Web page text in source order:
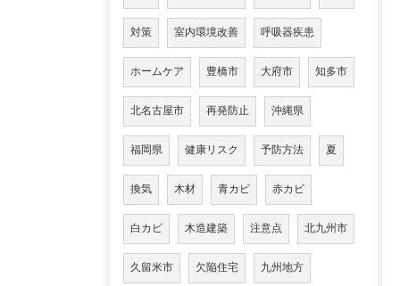
対策 室内環境改善 呼吸器疾患
ホームケア 豊橋市 大府市 知多市
北名古屋市 再発防止 沖縄県
福岡県 健康リスク 予防方法 夏
換気 木材 青カビ 赤カビ
白カビ 木造建築 注意点 北九州市
久留米市 欠陥住宅 九州地方